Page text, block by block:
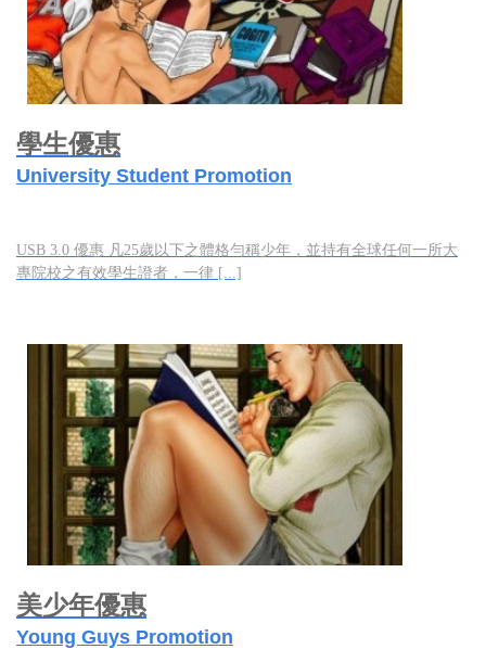
學生優惠
University Student Promotion
USB 3.0 優惠 凡25歲以下之體格勻稱少年，並持有全球任何一所大
專院校之有效學生證者，一律 [...]
美少年優惠
Young Guys Promotion